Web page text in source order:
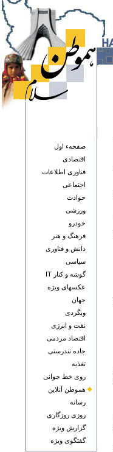
صفحهء اول
اقتصادی
فناوری اطلاعات
اجتماعی
حوادث
ورزشی
خودرو
فرهنگ و هنر
دانش و فناوری
سياسی
گوشه و کنار IT
عکسهای ويژه
جهان
وبگردی
نفت و انرژی
اقتصاد مردمی
جاده تندرستی
تغذيه
روی خط جوانی
هموطن آنلاين
رسانه
روزی روزگاری
گزارش ويژه
گفتگوی ويژه